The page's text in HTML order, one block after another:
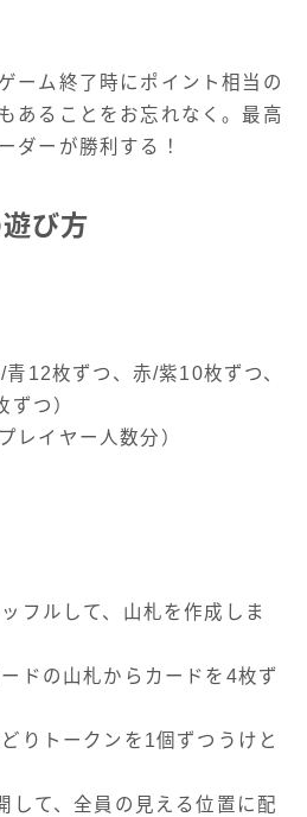
ーム終了時にポイント相当の
あることをお忘れなく。最高
ダーが勝利する！
び方
12枚ずつ、赤/紫10枚ずつ、
ずつ）
レイヤー人数分）
フルして、山札を作成しま
ドの山札からカードを4枚ず
りトークンを1個ずつうけと
して、全員の見える位置に配